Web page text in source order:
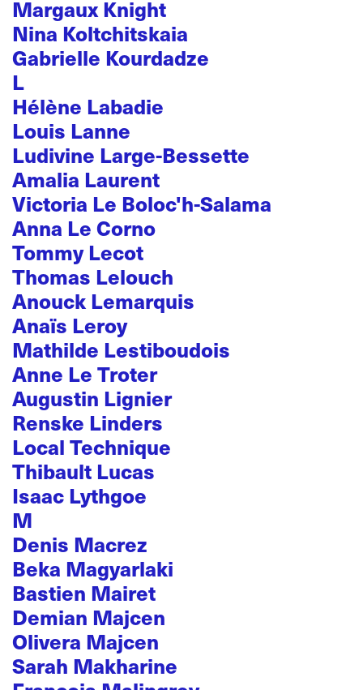
Margaux Knight
Nina Koltchitskaia
Gabrielle Kourdadze
L
Hélène Labadie
Louis Lanne
Ludivine Large-Bessette
Amalia Laurent
Victoria Le Boloc'h-Salama
Anna Le Corno
Tommy Lecot
Thomas Lelouch
Anouck Lemarquis
Anaïs Leroy
Mathilde Lestiboudois
Anne Le Troter
Augustin Lignier
Renske Linders
Local Technique
Thibault Lucas
Isaac Lythgoe
M
Denis Macrez
Beka Magyarlaki
Bastien Mairet
Demian Majcen
Olivera Majcen
Sarah Makharine